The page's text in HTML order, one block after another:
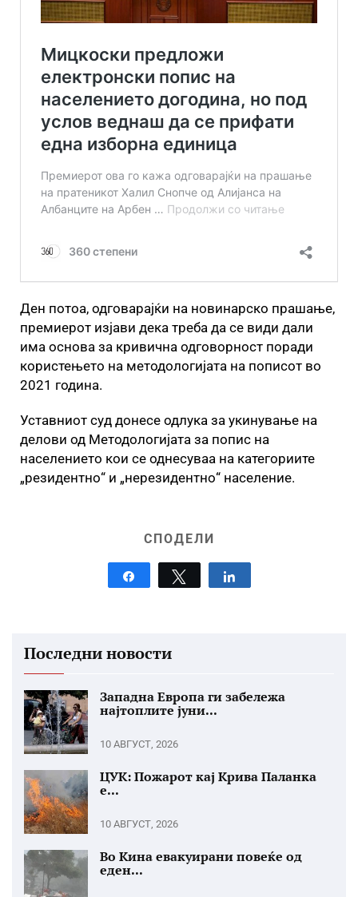
Ден потоа, одговарајќи на новинарско прашање,
премиерот изјави дека треба да се види дали
има основа за кривична одговорност поради
користењето на методологијата на пописот во
2021 година.
Уставниот суд донесе одлука за укинување на
делови од Методологијата за попис на
населението кои се однесуваа на категориите
„резидентно“ и „нерезидентно“ население.
СПОДЕЛИ
Tweet
Последни новости
Западна Европа ги забележа
најтоплите јуни...
10 АВГУСТ, 2026
ЦУК: Пожарот кај Крива Паланка
е...
10 АВГУСТ, 2026
Во Кина евакуирани повеќе од
еден...